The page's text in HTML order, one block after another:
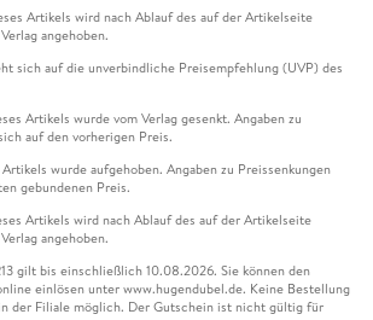
Artikels wird nach Ablauf des auf der Artikelseite
angehoben.
sich auf die unverbindliche Preisempfehlung (UVP) des
Artikels wurde vom Verlag gesenkt. Angaben zu
auf den vorherigen Preis.
wurde aufgehoben. Angaben zu Preissenkungen
gebundenen Preis.
Artikels wird nach Ablauf des auf der Artikelseite
angehoben.
gilt bis einschließlich 10.08.2026. Sie können den
einlösen unter www.hugendubel.de. Keine Bestellung
der Filiale möglich. Der Gutschein ist nicht gültig für